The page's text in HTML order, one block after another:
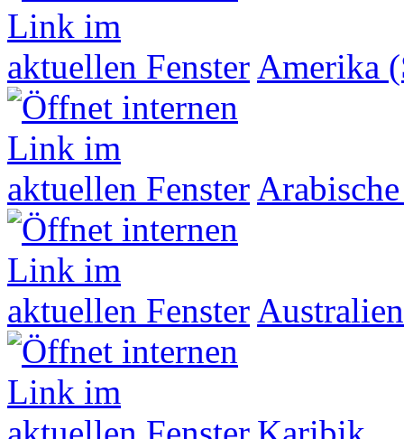
Amerika
Australien